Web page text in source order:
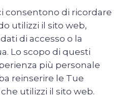
consentono di ricordare
utilizzi il sito web,
di accesso o la
Lo scopo di questi
più personale
reinserire le Tue
utilizzi il sito web.